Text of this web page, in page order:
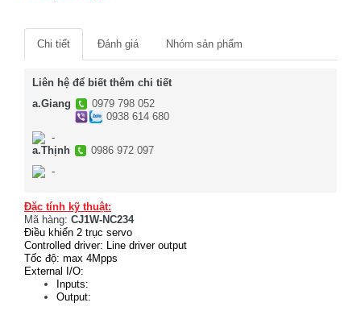
Chi tiết Đánh giá Nhóm sản phẩm
Liên hệ để biết thêm chi tiết
a.Giang
0979 798 052
0938 614 680
-
a.Thịnh
0986 972 097
-
Đặc tính kỹ thuật:
Mã hàng: CJ1W-NC234
Điều khiển 2 trục servo
Controlled driver: Line driver output
Tốc độ: max 4Mpps
External I/O:
Inputs:
Output: